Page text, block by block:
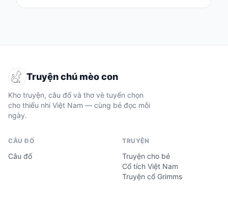
Truyện chú mèo con
Kho truyện, câu đố và thơ vè tuyển chọn
cho thiếu nhi Việt Nam — cùng bé đọc mỗi
ngày.
CÂU ĐỐ
Câu đố
TRUYỆN
Truyện cho bé
Cổ tích Việt Nam
Truyện cổ Grimms